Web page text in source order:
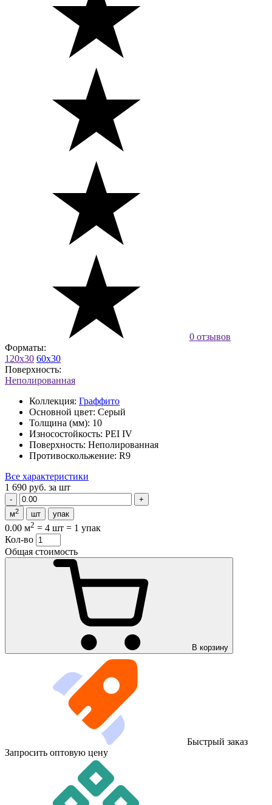
0 отзывов
Форматы:
120x30 60x30
Поверхность:
Неполированная
Коллекция: Граффито
Основной цвет: Серый
Толщина (мм): 10
Износостойкость: PEI IV
Поверхность: Неполированная
Противоскольжение: R9
Все характеристики
1 690 руб. за шт
м2 шт упак
0.00 м2 = 4 шт = 1 упак
Кол-во
Общая стоимость
В корзину
Быстрый заказ
Запросить оптовую цену